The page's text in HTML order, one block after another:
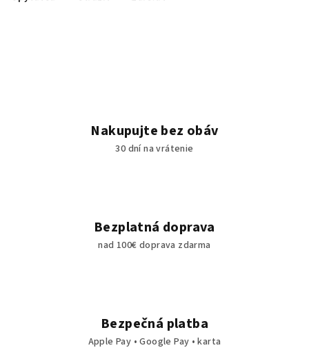
Nakupujte bez obáv
30 dní na vrátenie
Bezplatná doprava
nad 100€ doprava zdarma
Bezpečná platba
Apple Pay • Google Pay • karta